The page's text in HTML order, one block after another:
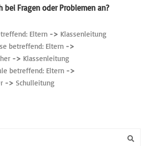
bei Fragen oder Problemen an?
Eltern -> Klassenleitung
betreffend: Eltern ->
-> Klassenleitung
betreffend: Eltern ->
-> Schulleitung